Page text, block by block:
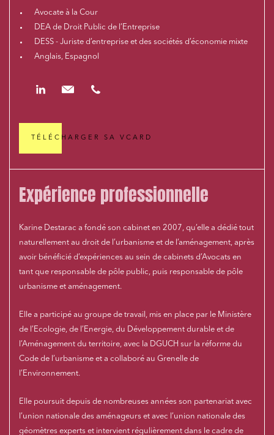
Avocate à la Cour
DEA de Droit Public de l’Entreprise
DESS - Juriste d’entreprise et des sociétés d’économie mixte
Anglais, Espagnol
https://www.linkedin.com/in/karine-destarac-581b012a/
kdestarac@cloix-mendesgil.com
TÉLÉCHARGER SA VCARD
Expérience professionnelle
Karine Destarac a fondé son cabinet en 2007, qu’elle a dédié tout
naturellement au droit de l’urbanisme et de l’aménagement, après
avoir bénéficié d’expériences au sein de cabinets d’Avocats en
tant que responsable de pôle public, puis responsable de pôle
urbanisme et aménagement.
Elle a participé au groupe de travail, mis en place par le Ministère
de l’Ecologie, de l’Energie, du Développement durable et de
l’Aménagement du territoire, avec la DGUCH sur la réforme du
Code de l’urbanisme et a collaboré au Grenelle de
l’Environnement.
Elle poursuit depuis de nombreuses années son partenariat avec
l’union nationale des aménageurs et avec l’union nationale des
géomètres experts et intervient régulièrement dans le cadre de